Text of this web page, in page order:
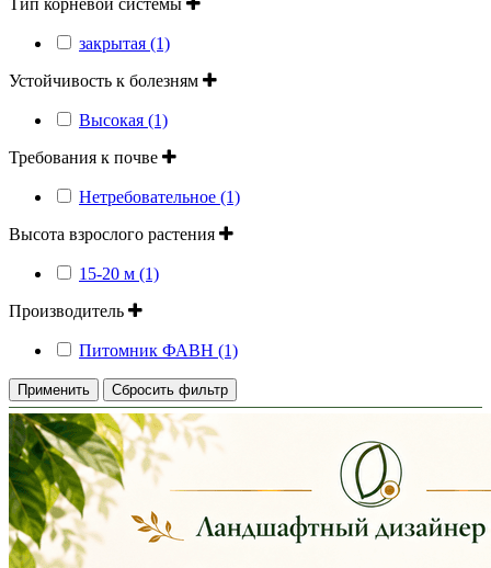
Тип корневой системы
закрытая (1)
Устойчивость к болезням
Высокая (1)
Требования к почве
Нетребовательное (1)
Высота взрослого растения
15-20 м (1)
Производитель
Питомник ФАВН (1)
Применить Сбросить фильтр